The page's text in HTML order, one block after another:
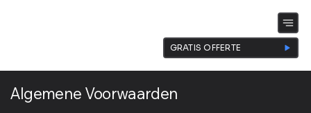
GRATIS OFFERTE
Algemene Voorwaarden